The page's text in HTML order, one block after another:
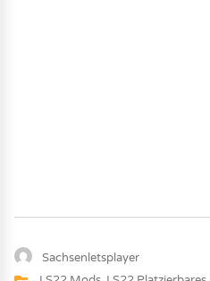
Sachsenletsplayer